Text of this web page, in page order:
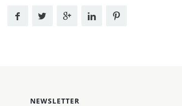
NEWSLETTER